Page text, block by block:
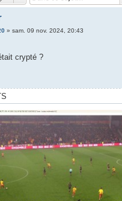
» sam. 09 nov. 2024, 20:43
crypté ?